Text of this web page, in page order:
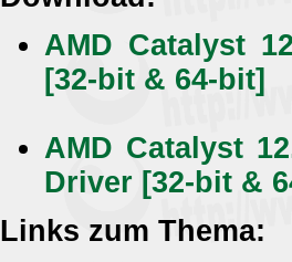
AMD Catalyst
[32-bit & 64-bit]
AMD Catalyst
Driver [32-bit &
Links zum Thema: